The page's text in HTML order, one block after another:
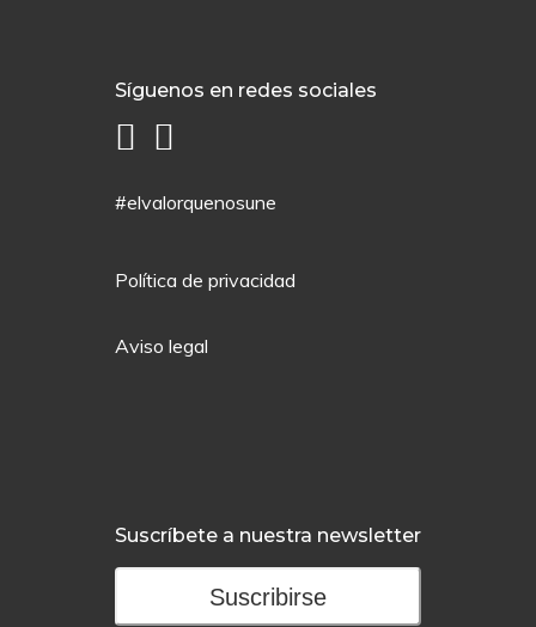
Síguenos en redes sociales
#elvalorquenosune
Política de privacidad
Aviso legal
Suscríbete a nuestra newsletter
Suscribirse